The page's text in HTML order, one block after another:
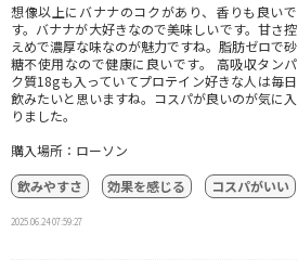
想像以上にバナナのコクがあり、香りも良いで
す。バナナが大好きなので美味しいです。甘さ控
えめで濃厚な味なのが魅力ですね。脂肪ゼロで砂
糖不使用なので健康に良いです。 高吸収タンパ
ク質18gも入っていてプロテイン好きな人は毎日
飲みたいと思いますね。コスパが良いのが気に入
りました。
購入場所：ローソン
飲みやすさ
効果を感じる コスパがいい
2025.06.24 07:59:27